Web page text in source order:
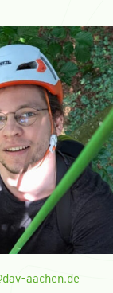
aachen.de